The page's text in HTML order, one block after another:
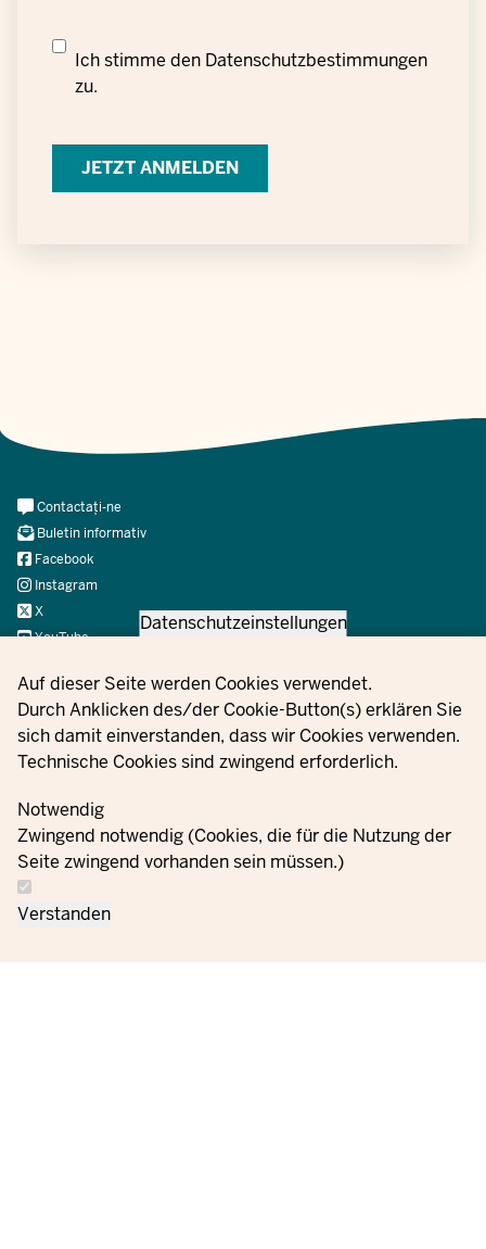
Privacy settings
Datenschutzeinstellungen
Auf dieser Seite werden Cookies verwendet.
Durch Anklicken des/der Cookie-Button(s) erklären Sie
sich damit einverstanden, dass wir Cookies verwenden.
Technische Cookies sind zwingend erforderlich.
Notwendig
Zwingend notwendig (Cookies, die für die Nutzung der
Seite zwingend vorhanden sein müssen.)
Verstanden
Datenschutzrechtliche
Einwilligung
personenbezogener
Ich stimme den Datenschutzbestimmungen
zu.
Contactați-
ne
Informații
privind
Meta
Navi
Social
Contactați-ne
Buletin informativ
Facebook
Instagram
X
YouTube
© 2021 - 2026 Ministerium für Kinder, Jugend, Familie,
Gleichstellung, Flucht und Integration des Landes Nordrhein-
Westfalen